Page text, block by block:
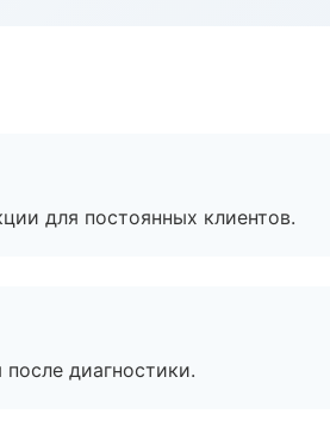
для постоянных клиентов.
диагностики.